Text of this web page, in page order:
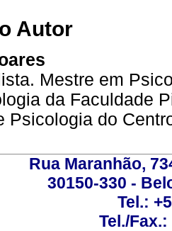
Autor
Mestre em
da Faculdade
Psicologia do
Rua Maranhão,
30150-330 -
Tel.:
Tel./Fax.: